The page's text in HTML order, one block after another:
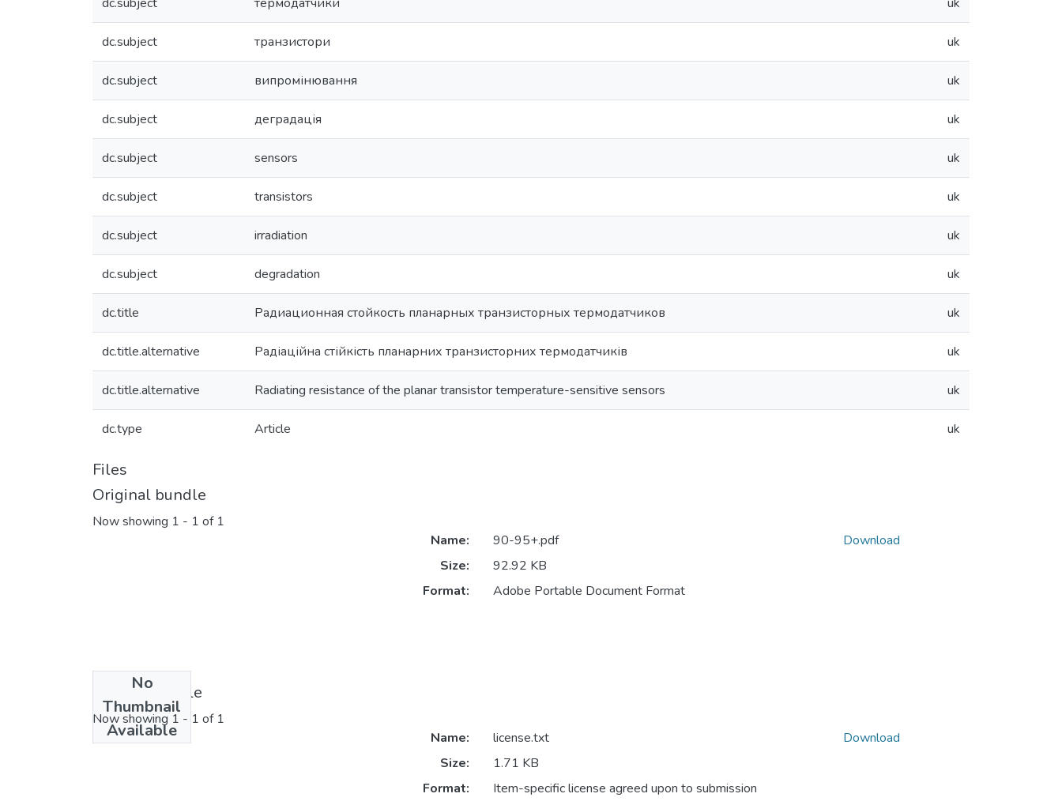
dc.subject транзистори uk
dc.subject випромінювання uk
dc.subject деградація uk
dc.subject sensors uk
dc.subject transistors uk
dc.subject irradiation uk
dc.subject degradation uk
dc.title Радиационная стойкость планарных транзисторных термодатчиков uk
dc.title.alternative Радіаційна стійкість планарних транзисторних термодатчиків uk
dc.title.alternative Radiating resistance of the planar transistor temperature-sensitive sensors uk
dc.type Article uk
Files
Original bundle
Now showing 1 - 1 of 1
No
Thumbnail
Available
Name:
90-95+.pdf
Size:
92.92 KB
Format:
Adobe Portable Document Format
Download
License bundle
Now showing 1 - 1 of 1
Name:
license.txt
Size:
1.71 KB
Format:
Item-specific license agreed upon to submission
Download